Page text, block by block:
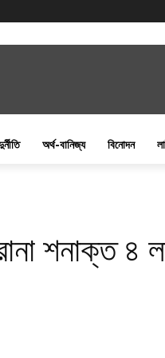
অর্থ-বানিজ্য বিনোদন
শনাক্ত ৪